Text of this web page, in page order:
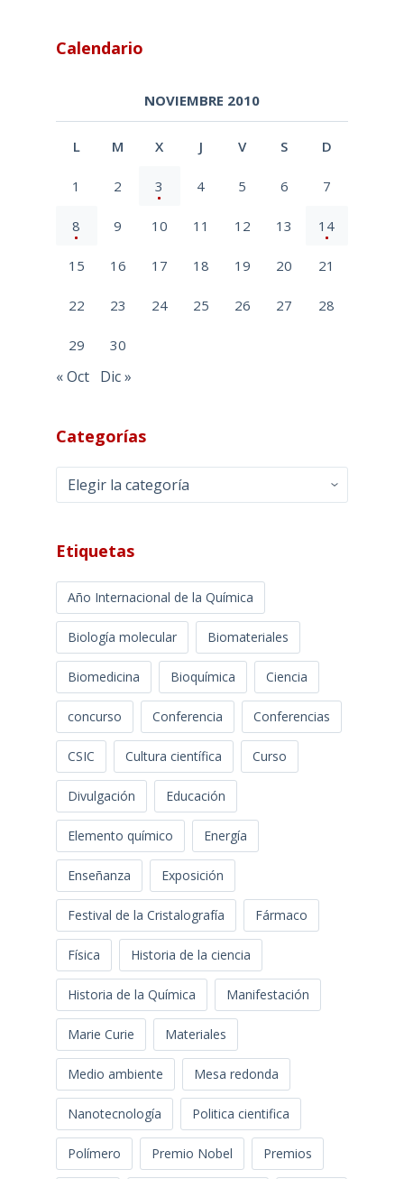
Calendario
NOVIEMBRE 2010
L M X J V S D
1 2 3 4 5 6 7
8 9 10 11 12 13 14
15 16 17 18 19 20 21
22 23 24 25 26 27 28
29 30
« Oct Dic »
Categorías
Categorías
Etiquetas
Año Internacional de la Química
Biología molecular Biomateriales
Biomedicina Bioquímica Ciencia
concurso Conferencia Conferencias
CSIC Cultura científica Curso
Divulgación Educación
Elemento químico Energía
Enseñanza Exposición
Festival de la Cristalografía Fármaco
Física Historia de la ciencia
Historia de la Química Manifestación
Marie Curie Materiales
Medio ambiente Mesa redonda
Nanotecnología Politica cientifica
Polímero Premio Nobel Premios